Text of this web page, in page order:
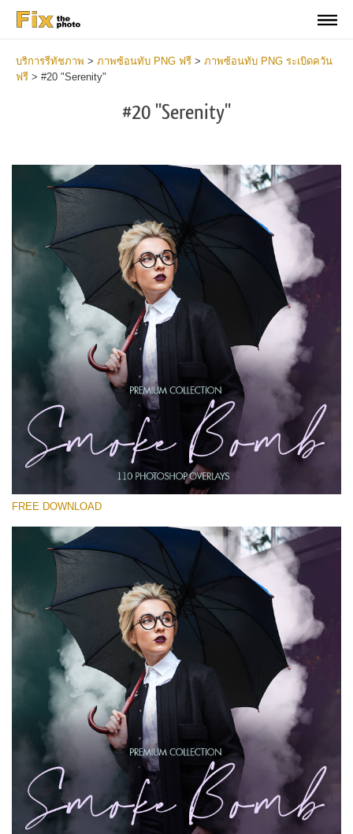
บริการรีทัชภาพ > ภาพซ้อนทับ PNG ฟรี > ภาพซ้อนทับ PNG ระเบิดควัน
ฟรี > #20 "Serenity"
#20 "Serenity"
โปรดเลือก
Free PNG Overlay #20
Small 800*533px
Smoke Bomb
(110 Overlays)
Bokeh Complete Collection (650 Overlays)
Entire Collection
(1783 Overlays)
Large 6000*4000px
ดาวน์โหลดฟรี
FREE DOWNLOAD